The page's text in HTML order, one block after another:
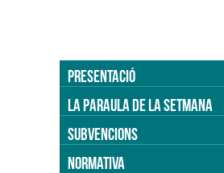
PRESENTACIÓ
LA PARAULA DE LA SETMANA
SUBVENCIONS
NORMATIVA